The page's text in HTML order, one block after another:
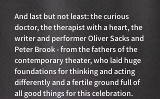
And last but not least: the curious
doctor, the therapist with a heart, the
writer and performer Oliver Sacks and
Peter Brook - from the fathers of the
contemporary theater, who laid huge
foundations for thinking and acting
differently and a fertile ground full of
all good things for this celebration.